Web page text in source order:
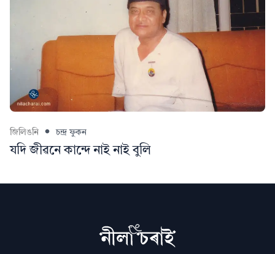
জিলিঙনি চন্দ্ৰ ফুকন
যদি জীৱনে কান্দে নাই নাই বুলি